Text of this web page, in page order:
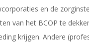
en de
van het BCOP te
krijgen. Andere